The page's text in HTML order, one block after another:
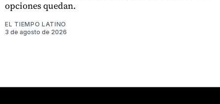
opciones quedan.
EL TIEMPO LATINO
3 de agosto de 2026